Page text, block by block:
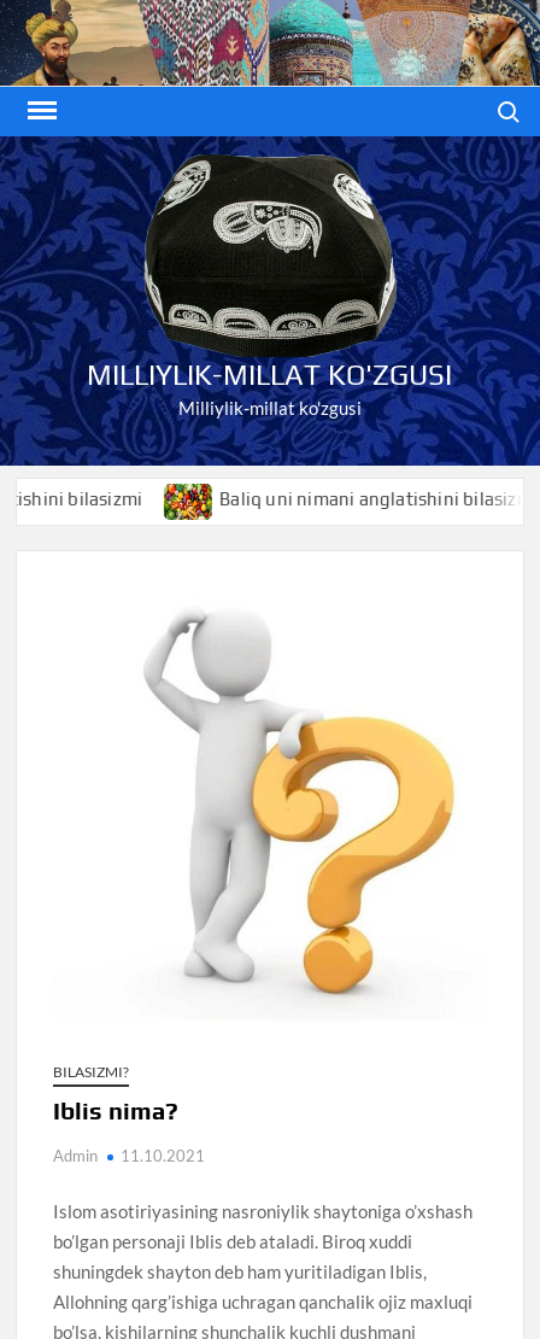
Skip
to
content
MILLIYLIK-MILLAT KO'ZGUSI
Milliylik-millat ko'zgusi
bilasizmi Baliq uni nimani anglatishini bilasizmi
BILASIZMI?
Iblis nima?
Admin 11.10.2021
Islom asotiriyasining nasroniylik shaytoniga o’xshash
bo’lgan personaji Iblis deb ataladi. Biroq xuddi
shuningdek shayton deb ham yuritiladigan Iblis,
Allohning qarg’ishiga uchragan qanchalik ojiz maxluqi
bo’lsa, kishilarning shunchalik kuchli dushmani